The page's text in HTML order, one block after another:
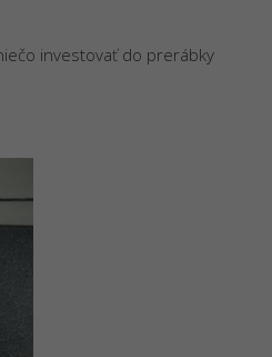
investovať do prerábky